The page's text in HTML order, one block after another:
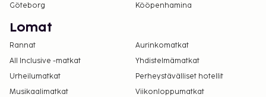
Göteborg
Kööpenhamina
Lomat
Rannat
Aurinkomatkat
All Inclusive -matkat
Yhdistelmämatkat
Urheilumatkat
Perheystävälliset hotellit
Musikaalimatkat
Viikonloppumatkat